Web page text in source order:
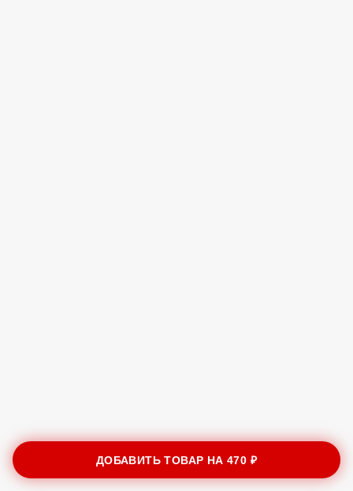
ДОБАВИТЬ ТОВАР НА470 ₽